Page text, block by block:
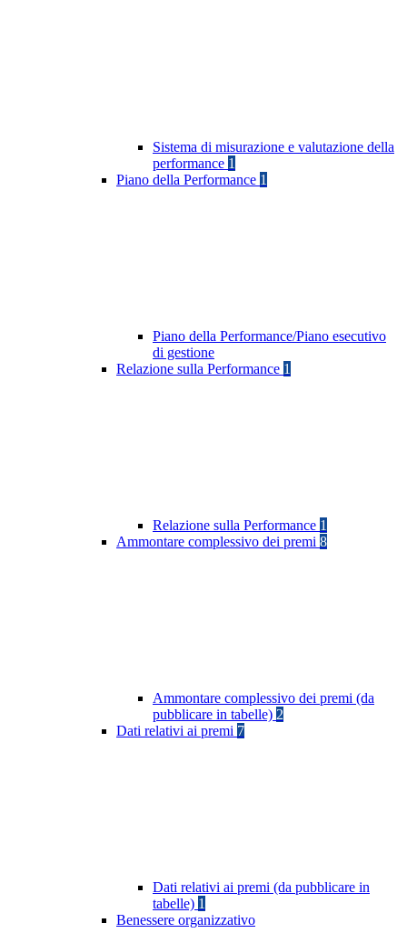
Sistema di misurazione e valutazione della
performance 1
Piano della Performance 1
Piano della Performance/Piano esecutivo
di gestione
Relazione sulla Performance 1
Relazione sulla Performance 1
Ammontare complessivo dei premi 8
Ammontare complessivo dei premi (da
pubblicare in tabelle) 2
Dati relativi ai premi 7
Dati relativi ai premi (da pubblicare in
tabelle) 1
Benessere organizzativo